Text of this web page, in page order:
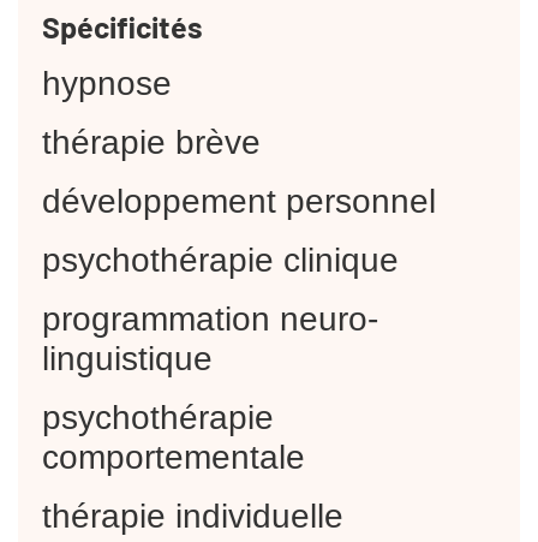
Spécificités
hypnose
thérapie brève
développement personnel
psychothérapie clinique
programmation neuro-
linguistique
psychothérapie
comportementale
thérapie individuelle